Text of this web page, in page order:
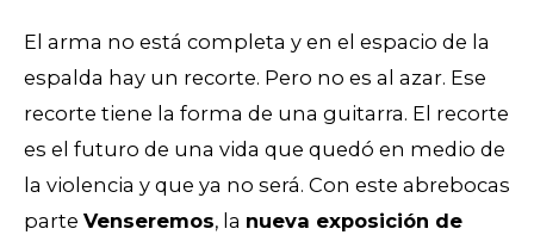
El arma no está completa y en el espacio de la
espalda hay un recorte. Pero no es al azar. Ese
recorte tiene la forma de una guitarra. El recorte
es el futuro de una vida que quedó en medio de
la violencia y que ya no será. Con este abrebocas
parte Venseremos, la nueva exposición de